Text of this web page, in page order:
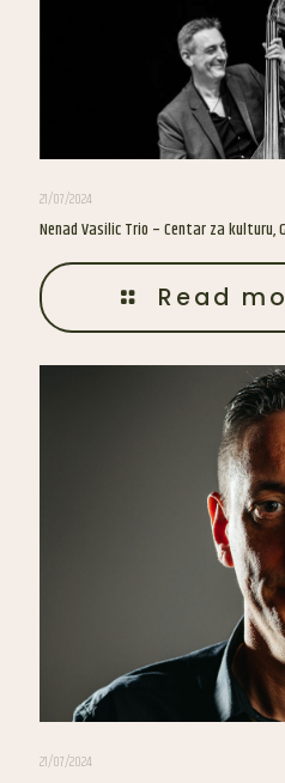
21/07/2024
Nenad Vasilic Trio – Centar za kulturu,
Read
21/07/2024